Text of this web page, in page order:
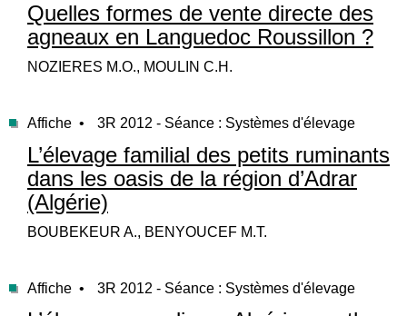
Quelles formes de vente directe des
agneaux en Languedoc Roussillon ?
NOZIERES M.O., MOULIN C.H.
Affiche • 3R 2012 - Séance : Systèmes d'élevage
L’élevage familial des petits ruminants
dans les oasis de la région d’Adrar
(Algérie)
BOUBEKEUR A., BENYOUCEF M.T.
Affiche • 3R 2012 - Séance : Systèmes d'élevage